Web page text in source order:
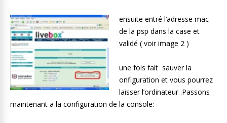
ensuite entré l’adresse mac
de la psp dans la case et
validé ( voir image 2 )
une fois fait sauver la
onfiguration et vous pourrez
laisser l’ordinateur .Passons
maintenant a la configuration de la console: